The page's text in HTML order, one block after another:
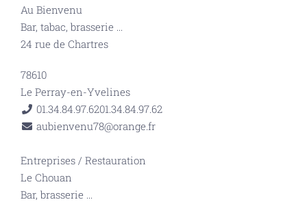
Au Bienvenu
Bar, tabac, brasserie ...
24 rue de Chartres
78610
Le Perray-en-Yvelines
01.34.84.97.6201.34.84.97.62
aubienvenu78@orange.fr
Entreprises / Restauration
Le Chouan
Bar, brasserie ...